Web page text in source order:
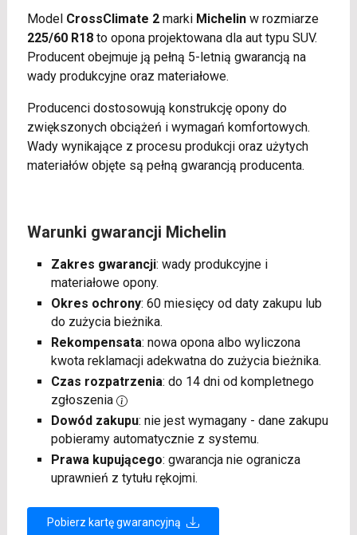
Model CrossClimate 2marki Michelinw rozmiarze
225/60 R18to opona projektowana dla aut typu SUV.
Producent obejmuje ją pełną 5-letnią gwarancją na
wady produkcyjne oraz materiałowe.
Producenci dostosowują konstrukcję opony do
zwiększonych obciążeń i wymagań komfortowych.
Wady wynikające z procesu produkcji oraz użytych
materiałów objęte są pełną gwarancją producenta.
Warunki gwarancji Michelin
Zakres gwarancji: wady produkcyjne i
materiałowe opony.
Okres ochrony: 60 miesięcy od daty zakupu lub
do zużycia bieżnika.
Rekompensata: nowa opona albo wyliczona
kwota reklamacji adekwatna do zużycia bieżnika.
Czas rozpatrzenia: do 14 dni od kompletnego
zgłoszenia
Dowód zakupu: nie jest wymagany - dane zakupu
pobieramy automatycznie z systemu.
Prawa kupującego: gwarancja nie ogranicza
uprawnień z tytułu rękojmi.
Pobierz kartę gwarancyjną